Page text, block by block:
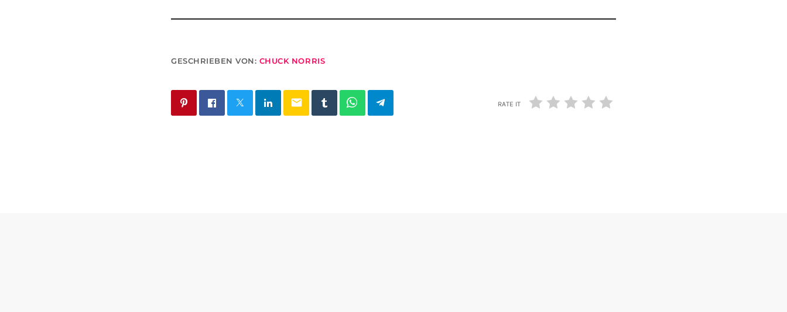
GESCHRIEBEN VON: CHUCK NORRIS
email RATE IT